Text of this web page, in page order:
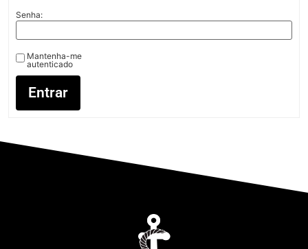
Senha:
Mantenha-me
autenticado
Entrar